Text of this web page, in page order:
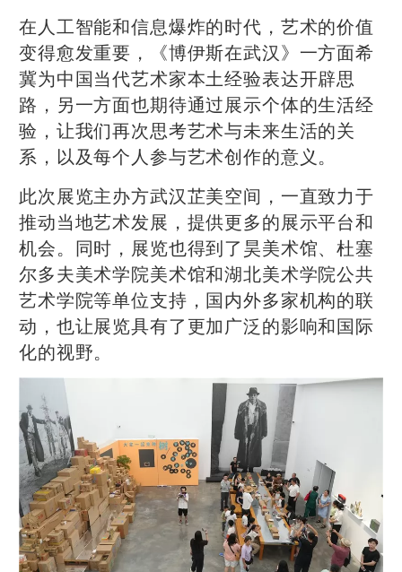
在人工智能和信息爆炸的时代，艺术的价值
变得愈发重要，《博伊斯在武汉》一方面希
冀为中国当代艺术家本土经验表达开辟思
路，另一方面也期待通过展示个体的生活经
验，让我们再次思考艺术与未来生活的关
系，以及每个人参与艺术创作的意义。
此次展览主办方武汉芷美空间，一直致力于
推动当地艺术发展，提供更多的展示平台和
机会。同时，展览也得到了昊美术馆、杜塞
尔多夫美术学院美术馆和湖北美术学院公共
艺术学院等单位支持，国内外多家机构的联
动，也让展览具有了更加广泛的影响和国际
化的视野。